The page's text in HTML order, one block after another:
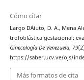
Cómo citar
Largo D´Aiuto, D. A., Mena
trofoblástica gestacional:
Ginecología De Venezuela, 79
https://saber.ucv.ve/ojs/
Más formatos de cita